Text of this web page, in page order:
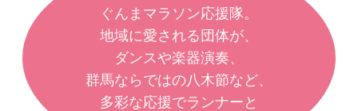
ぐんまマラソン応援隊。
地域に愛される団体が、
ダンスや楽器演奏、
群馬ならではの八木節など、
多彩な応援でランナーと